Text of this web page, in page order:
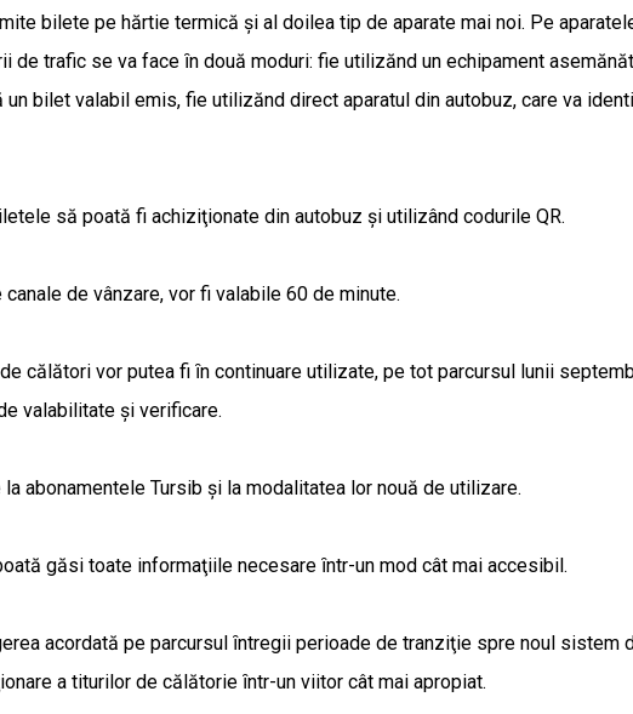
bilete pe hărtie termică şi al doilea tip de aparate mai noi. Pe
trafic se va face ȋn două moduri: fie utilizănd un echipament
bilet valabil emis, fie utilizănd direct aparatul din autobuz, care va
să poată fi achiziţionate din autobuz şi utilizând codurile QR.
de vânzare, vor fi valabile 60 de minute.
călători vor putea fi ȋn continuare utilizate, pe tot parcursul lunii
valabilitate şi verificare.
abonamentele Tursib şi la modalitatea lor nouă de utilizare.
găsi toate informaţiile necesare ȋntr-un mod cât mai accesibil.
acordată pe parcursul ȋntregii perioade de tranziţie spre noul
a titurilor de călătorie ȋntr-un viitor cât mai apropiat.